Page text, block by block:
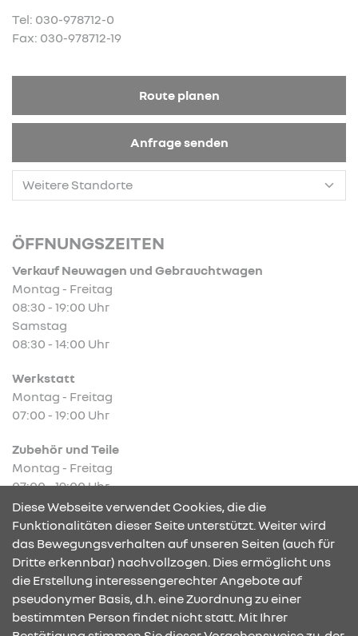
Tel: 030-978712-0
Fax: 030-978712-19
Route planen
Anfrage senden
ÖFFNUNGSZEITEN
Verkauf Neuwagen und Gebrauchtwagen
Montag - Freitag
08:30 - 19:00 Uhr
Samstag
08:30 - 14:00 Uhr
Werkstatt
Montag - Freitag
07:00 - 19:00 Uhr
Zubehör und Teile
Montag - Freitag
07:00 - 19:00 Uhr
KONTAKT & ANFAHRT
Diese Webseite verwendet Cookies, die die
Funktionalitäten dieser Seite unterstützt. Weiter wird
das Bewegungsverhalten auf unseren Seiten (auch für
Dritte erkennbar) nachvollzogen. Dies ermöglicht uns
die Erstellung interessengerechter Angebote auf
pseudonymer Basis, d.h. eine Zuordnung zu einer
bestimmten Person findet nicht statt. Mit Ihrer